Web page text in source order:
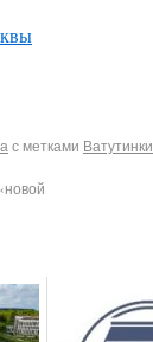
с метками Ватутинки